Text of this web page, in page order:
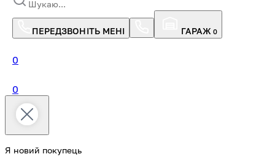
ПЕРЕДЗВОНІТЬ МЕНІ ГАРАЖ 0
0
0
Я новий покупець